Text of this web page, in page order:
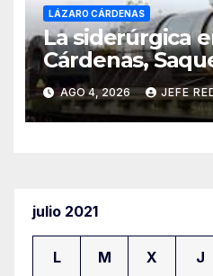
LÁZARO CÁRDENAS
La siderúrgica
Cárdenas,
Recursos
de Miseria
AGO 4, 2026 JEFE
julio 2021
L M X J